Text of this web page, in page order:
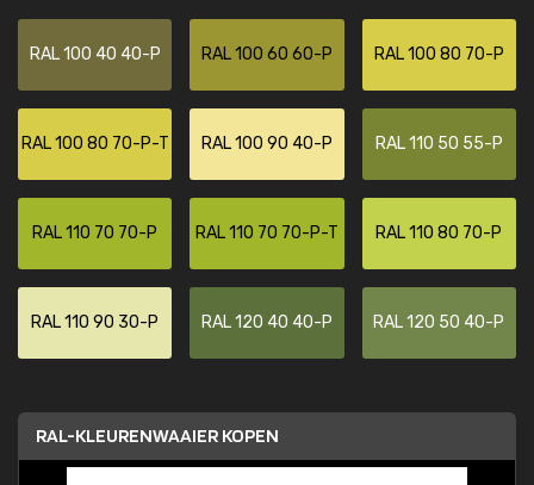
RAL 100 40 40-P RAL 100 60 60-P RAL 100 80 70-P
RAL 100 80 70-P-T RAL 100 90 40-P RAL 110 50 55-P
RAL 110 70 70-P RAL 110 70 70-P-T RAL 110 80 70-P
RAL 110 90 30-P RAL 120 40 40-P RAL 120 50 40-P
RAL-KLEURENWAAIER KOPEN